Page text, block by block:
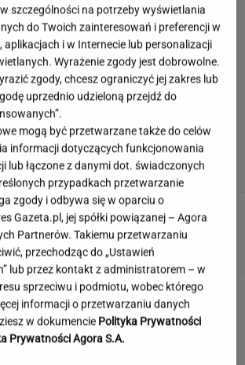
dosadnie komentuje upały w
"Zasłużyliście"
Po tym programie zajrzałam do
Znalazłam skarby warte krocie
GOWOREK
quiz wiedzy ogólnej to solidny trening
umysłu! Przekroczysz 9/14?
jeden z najczęstszych błędów przed
wyjazdem. O tym wiele osób
PROMOCYJNY
szczególności na potrzeby wyświetlania
do Twoich zainteresowań i preferencji w
aplikacjach i w Internecie lub personalizacji
Wyrażenie zgody jest dobrowolne.
zgody, chcesz ograniczyć jej zakres lub
uprzednio udzieloną przejdź do
mogą być przetwarzane także do celów
informacji dotyczących funkcjonowania
lub łączone z danymi dot. świadczonych
przypadkach przetwarzanie
zgody i odbywa się w oparciu o
Gazeta.pl, jej spółki powiązanej – Agora
Partnerów. Takiemu przetwarzaniu
przechodząc do „Ustawień
lub przez kontakt z administratorem – w
sprzeciwu i podmiotu, wobec którego
informacji o przetwarzaniu danych
w dokumencie Polityka Prywatności
Prywatności Agora S.A.